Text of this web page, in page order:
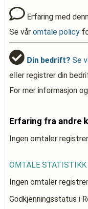
Erfaring med
Se vår omtale policy
Din bedrift? Se
eller registrer din
For mer informasjon
Erfaring fra andre
Ingen omtaler
OMTALE STATISTIKK
Ingen omtaler
Godkjenningsstatus i